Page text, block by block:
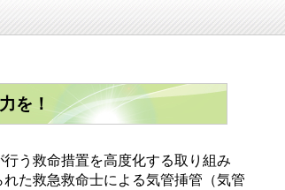
を！
う救命措置を高度化する取り組み
た救急救命士による気管挿管（気管